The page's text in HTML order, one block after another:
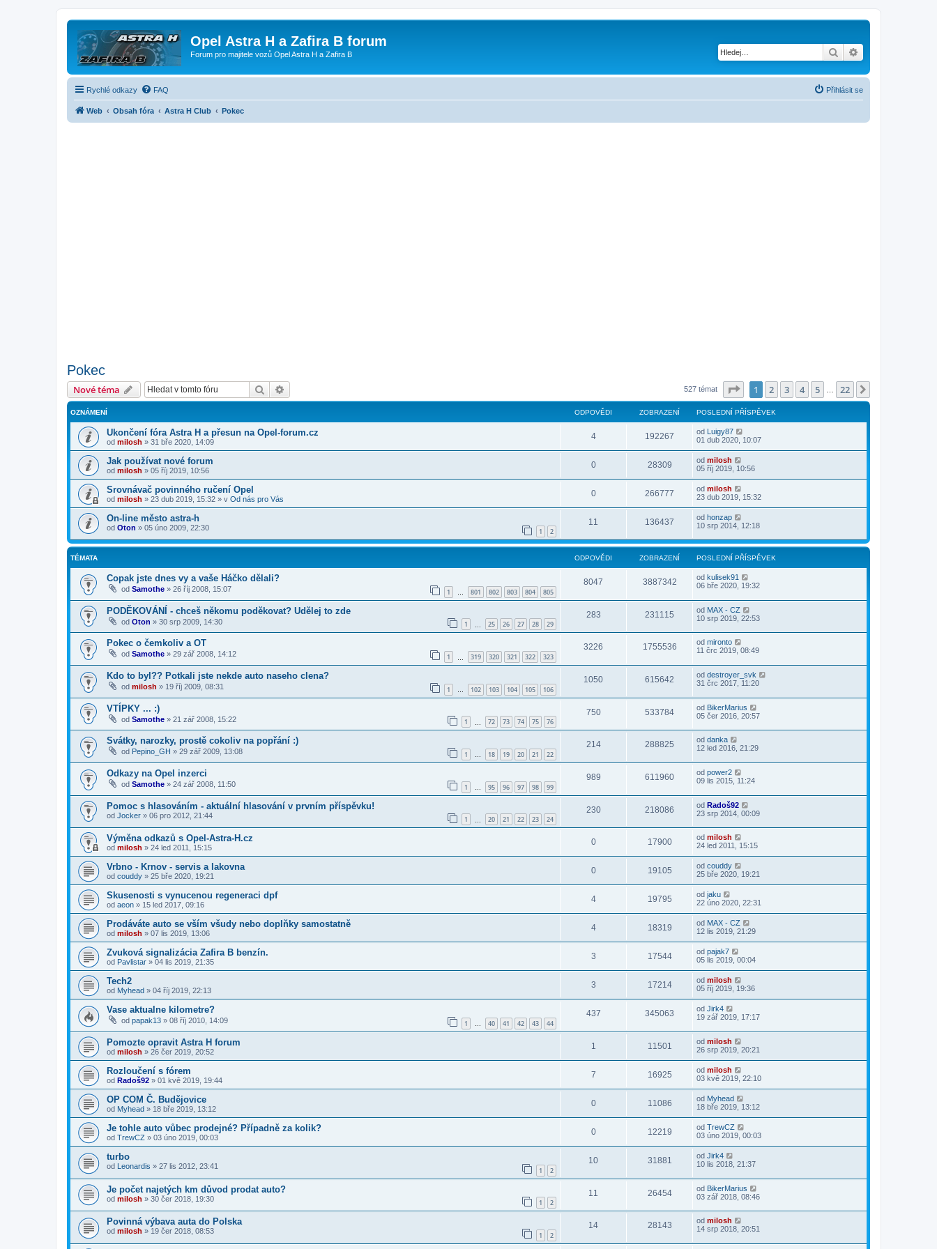
Opel Astra H a Zafira B forum
Forum pro majitele vozů Opel Astra H a Zafira B Hledat
Rychlé odkazy FAQ Přihlásit se
Web Obsah fóra Astra H Club Pokec
Pokec
Nové téma Hledat 527 témat Stránka z
1 2 3 4 5 22
OZNÁMENÍ ODPOVĚDI ZOBRAZENÍ POSLEDNÍ PŘÍSPĚVEK
Ukončení fóra Astra H a přesun na Opel-forum.cz
od milosh » 31 bře 2020, 14:09
4 192267 od Luigy87
01 dub 2020, 10:07
Jak používat nové forum
od milosh » 05 říj 2019, 10:56
0 28309 od milosh
05 říj 2019, 10:56
Srovnávač povinného ručení Opel
od milosh » 23 dub 2019, 15:32 » v Od nás pro Vás
0 266777 od milosh
23 dub 2019, 15:32
On-line město astra-h
od Oton » 05 úno 2009, 22:30 1 2
11 136437 od honzap
10 srp 2014, 12:18
TÉMATA ODPOVĚDI ZOBRAZENÍ POSLEDNÍ PŘÍSPĚVEK
Copak jste dnes vy a vaše Háčko dělali?
od Samothe » 26 říj 2008, 15:07 1 … 801 802 803 804 805
8047 3887342 od kulisek91
06 bře 2020, 19:32
PODĚKOVÁNÍ - chceš někomu poděkovat? Udělej to zde
od Oton » 30 srp 2009, 14:30 1 25 26 27 28 29
283 231115 od MAX - CZ
10 srp 2019, 22:53
Pokec o čemkoliv a OT
od Samothe » 29 zář 2008, 14:12 1 319 320 321 322 323
3226 1755536 od mironto
11 črc 2019, 08:49
Kdo to byl?? Potkali jste nekde auto naseho clena?
od milosh » 19 říj 2009, 08:31 1 … 102 103 104 105 106
1050 615642 od destroyer_svk
31 črc 2017, 11:20
VTÍPKY ... :)
od Samothe » 21 zář 2008, 15:22 1 72 73 74 75 76
750 533784 od BikerMarius
05 čer 2016, 20:57
Svátky, narozky, prostě cokoliv na popřání :)
od Pepino_GH » 29 zář 2009, 13:08 1 … 18 19 20 21 22
214 288825 od danka
12 led 2016, 21:29
Odkazy na Opel inzerci
od Samothe » 24 zář 2008, 11:50 1 … 95 96 97 98 99
989 611960 od power2
09 lis 2015, 11:24
Pomoc s hlasováním - aktuální hlasování v prvním příspěvku!
od Jocker » 06 pro 2012, 21:44 1 20 21 22 23 24
230 218086 od Radoš92
23 srp 2014, 00:09
Výměna odkazů s Opel-Astra-H.cz
od milosh » 24 led 2011, 15:15
0 17900 od milosh
24 led 2011, 15:15
Vrbno - Krnov - servis a lakovna
od couddy » 25 bře 2020, 19:21
0 19105 od couddy
25 bře 2020, 19:21
Skusenosti s vynucenou regeneraci dpf
od aeon » 15 led 2017, 09:16
4 19795 od jaku
22 úno 2020, 22:31
Prodáváte auto se vším všudy nebo doplňky samostatně
od milosh » 07 lis 2019, 13:06
4 18319 od MAX - CZ
12 lis 2019, 21:29
Zvuková signalizácia Zafira B benzín.
od Pavlistar » 04 lis 2019, 21:35
3 17544 od pajak7
05 lis 2019, 00:04
Tech2
od Myhead » 04 říj 2019, 22:13
3 17214 od milosh
05 říj 2019, 19:36
Vase aktualne kilometre?
od papak13 » 08 říj 2010, 14:09 1 … 40 41 42 43 44
437 345063 od Jirk4
19 zář 2019, 17:17
Pomozte opravit Astra H forum
od milosh » 26 čer 2019, 20:52
1 11501 od milosh
26 srp 2019, 20:21
Rozloučení s fórem
od Radoš92 » 01 kvě 2019, 19:44
7 16925 od milosh
03 kvě 2019, 22:10
OP COM Č. Budějovice
od Myhead » 18 bře 2019, 13:12
0 11086 od Myhead
18 bře 2019, 13:12
Je tohle auto vůbec prodejné? Případně za kolik?
od TrewCZ » 03 úno 2019, 00:03
0 12219 od TrewCZ
03 úno 2019, 00:03
turbo
od Leonardis » 27 lis 2012, 23:41 1 2
10 31881 od Jirk4
10 lis 2018, 21:37
Je počet najetých km důvod prodat auto?
od milosh » 30 čer 2018, 19:30 1 2
11 26454 od BikerMarius
03 zář 2018, 08:46
Povinná výbava auta do Polska
od milosh » 19 čer 2018, 08:53 1 2
14 28143 od milosh
14 srp 2018, 20:51